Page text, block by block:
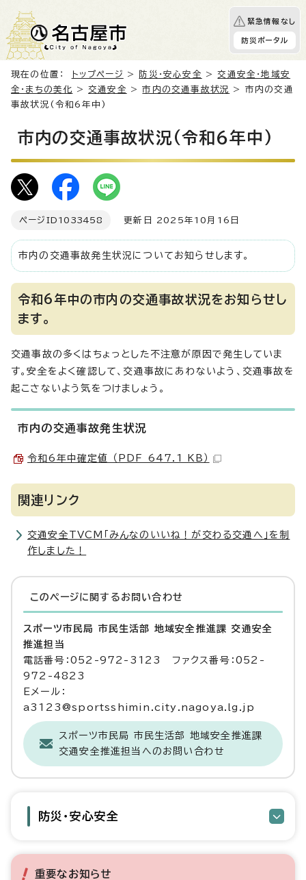
緊急情報なし
防災ポータル
現在の位置： トップページ > 防災・安心安全 >交通安全・地域安
全・まちの美化
>交通安全 >市内の交通事故状況
> 市内の交通
事故状況(令和6年中)
市内の交通事故状況(令和6年中)
ページID 1033458 更新日 2025年10月16日
市内の交通事故発生状況についてお知らせします。
令和6年中の市内の交通事故状況をお知らせし
ます。
交通事故の多くはちょっとした不注意が原因で発生していま
す。安全をよく確認して、交通事故にあわないよう、交通事故を
起こさないよう気をつけましょう。
市内の交通事故発生状況
令和6年中確定値 （PDF 647.1 KB）
関連リンク
交通安全TVCM「みんなのいいね！が交わる交通へ」を制
作しました！
このページに関する お問い合わせ
スポーツ市民局 市民生活部 地域安全推進課 交通安全
推進担当
電話番号：052-972-3123 ファクス番号：052-
972-4823
Eメール：
a3123@sportsshimin.city.nagoya.lg.jp
スポーツ市民局 市民生活部 地域安全推進課
交通安全推進担当へのお問い合わせ
防災・安心安全
重要なお知らせ